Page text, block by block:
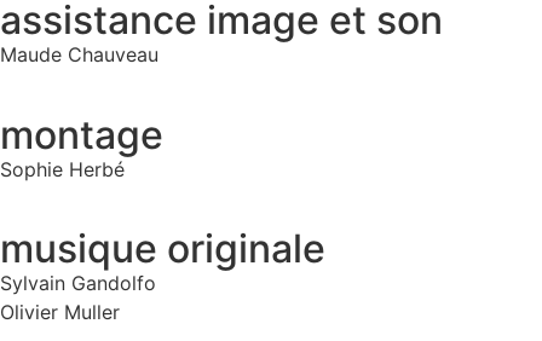
assistance image et son
Maude Chauveau
montage
Sophie Herbé
musique originale
Sylvain Gandolfo
Olivier Muller